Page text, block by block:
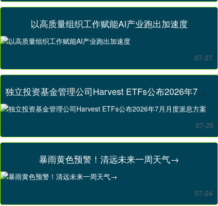
以高质量组织工作赋能AI产业跑出加速度
07-27
独立投资基金管理公司Harvest ETFs公布2026年7月月度派息方案
07-25
暴雨黄色预警！清远未来一周天气→
07-24